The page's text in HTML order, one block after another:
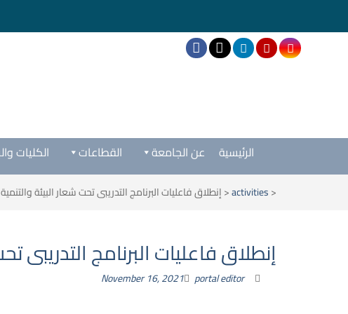
الكليات القطاعات عن الجامعة الرئيسية
<
activities
<إنطلاق فاعليات البرنامج التدريبى تحت شعار البيئة
إنطلاق فاعليات البرنامج التدريبى
November 16, 2021 portal editor